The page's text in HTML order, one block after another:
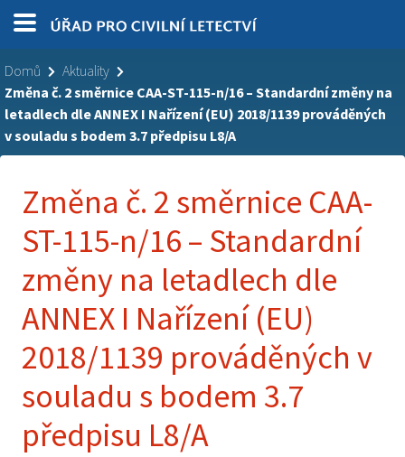
Domů
Aktuality
Změna č. 2 směrnice CAA-ST-115-n/16 – Standardní změny na
letadlech dle ANNEX I Nařízení (EU) 2018/1139 prováděných
v souladu s bodem 3.7 předpisu L8/A
Změna č. 2 směrnice CAA-
ST-115-n/16 – Standardní
změny na letadlech dle
ANNEX I Nařízení (EU)
2018/1139 prováděných v
souladu s bodem 3.7
předpisu L8/A